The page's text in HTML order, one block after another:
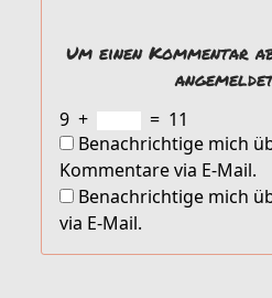
Um einen Kommentar
9 + = 11
Benachrichtige mich
Kommentare via E-Mail.
Benachrichtige mich
via E-Mail.